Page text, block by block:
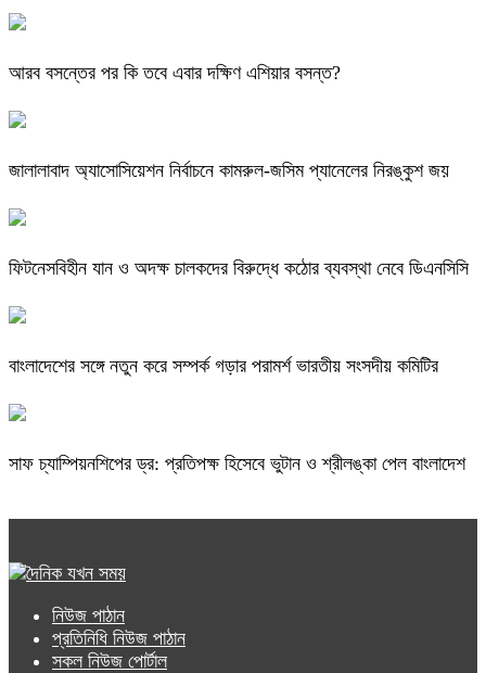
আরব বসন্তের পর কি তবে এবার দক্ষিণ এশিয়ার বসন্ত?
জালালাবাদ অ্যাসোসিয়েশন নির্বাচনে কামরুল-জসিম প্যানেলের নিরঙ্কুশ জয়
ফিটনেসবিহীন যান ও অদক্ষ চালকদের বিরুদ্ধে কঠোর ব্যবস্থা নেবে ডিএনসিসি
বাংলাদেশের সঙ্গে নতুন করে সম্পর্ক গড়ার পরামর্শ ভারতীয় সংসদীয় কমিটির
সাফ চ্যাম্পিয়নশিপের ড্র: প্রতিপক্ষ হিসেবে ভুটান ও শ্রীলঙ্কা পেল বাংলাদেশ
নিউজ পাঠান
প্রতিনিধি নিউজ পাঠান
সকল নিউজ পোর্টাল